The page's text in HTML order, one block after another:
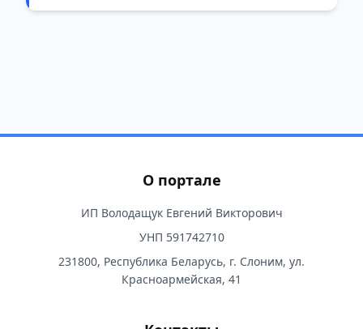
О портале
ИП Володащук Евгений Викторович
УНП 591742710
231800, Республика Беларусь, г. Слоним, ул.
Красноармейская, 41